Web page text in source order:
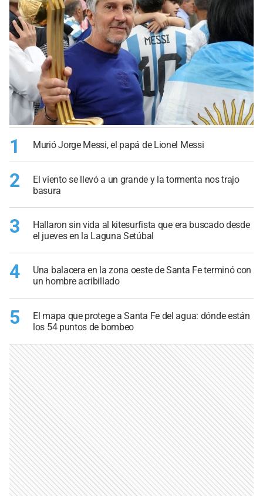
1 Murió Jorge Messi, el papá de Lionel Messi
2
El viento se llevó a un grande y la tormenta nos trajo
basura
3
Hallaron sin vida al kitesurfista que era buscado desde
el jueves en la Laguna Setúbal
4
Una balacera en la zona oeste de Santa Fe terminó con
un hombre acribillado
5
El mapa que protege a Santa Fe del agua: dónde están
los 54 puntos de bombeo